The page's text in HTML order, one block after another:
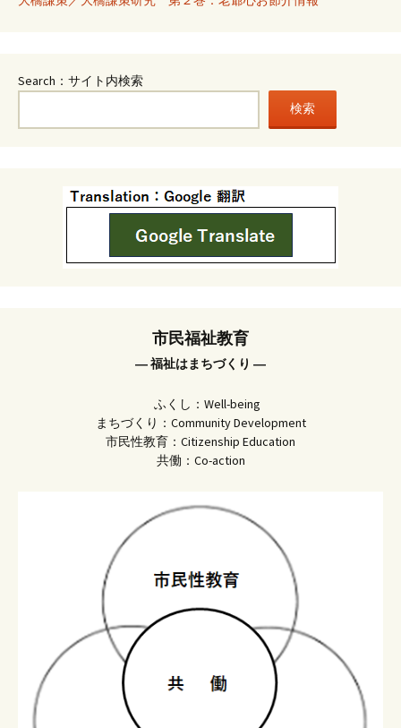
Search：サイト内検索
検索
市民福祉教育
― 福祉はまちづくり ―
ふくし：Well-being
まちづくり：Community Development
市民性教育：Citizenship Education
共働：Co-action